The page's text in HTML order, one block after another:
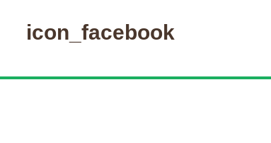
icon_facebook